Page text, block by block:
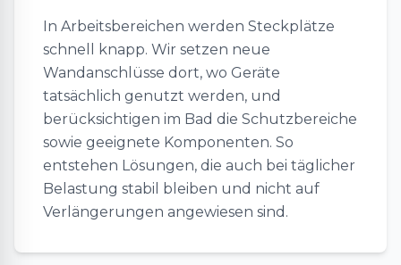
In Arbeitsbereichen werden Steckplätze
schnell knapp. Wir setzen neue
Wandanschlüsse dort, wo Geräte
tatsächlich genutzt werden, und
berücksichtigen im Bad die Schutzbereiche
sowie geeignete Komponenten. So
entstehen Lösungen, die auch bei täglicher
Belastung stabil bleiben und nicht auf
Verlängerungen angewiesen sind.